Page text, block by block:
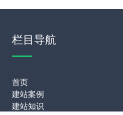
栏目导航
首页
建站案例
建站知识